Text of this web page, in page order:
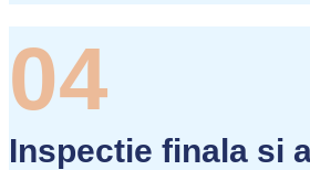
04
Inspectie finala si